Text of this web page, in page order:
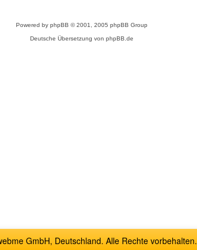
Powered by phpBB © 2001, 2005 phpBB Group
Deutsche Übersetzung von phpBB.de
GmbH, Deutschland. Alle Rechte vorbehalten.